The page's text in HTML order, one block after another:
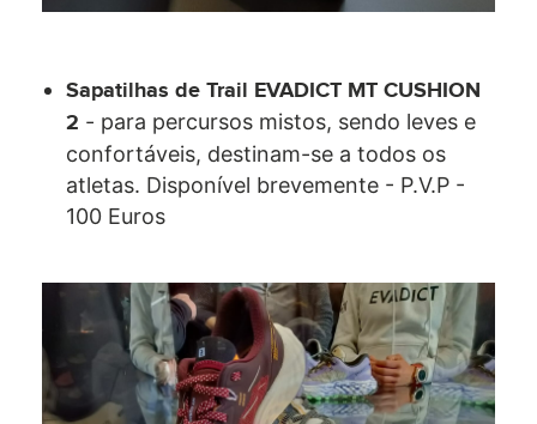
Sapatilhas de Trail EVADICT MT CUSHION
2 - para percursos mistos, sendo leves e
confortáveis, destinam-se a todos os
atletas. Disponível brevemente - P.V.P -
100 Euros